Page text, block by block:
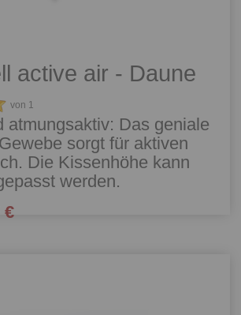
active air - Daune
von 1
atmungsaktiv: Das geniale
sorgt für aktiven
Die Kissenhöhe kann
werden.
€